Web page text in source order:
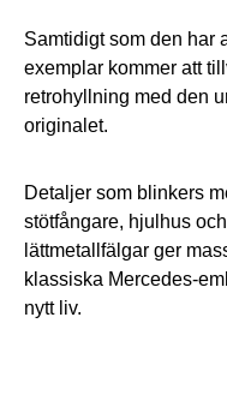
Samtidigt som den har
exemplar kommer att
retrohyllning med den
originalet.
Detaljer som blinkers
stötfångare, hjulhus
lättmetallfälgar ger
klassiska Mercedes-
nytt liv.